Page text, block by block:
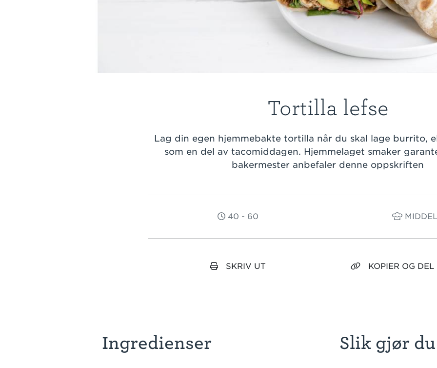
Tortilla lefse
Lag din egen hjemmebakte tortilla når du skal lage burrito,
som en del av tacomiddagen. Hjemmelaget smaker
bakermester anbefaler denne oppskriften
40 - 60
SKRIV UT KOPIER OG DEL
Ingredienser Slik gjør du